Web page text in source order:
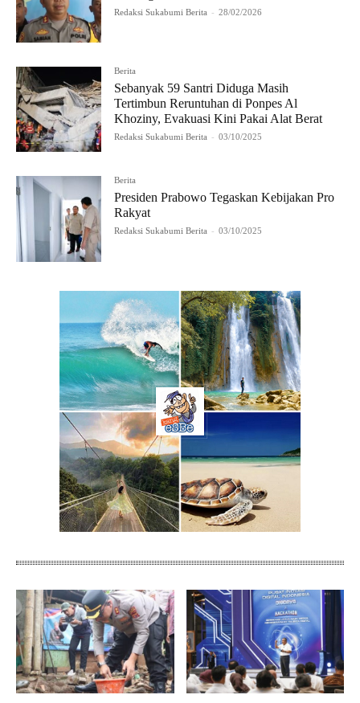
Redaksi Sukabumi Berita - 28/02/2026
Berita
Sebanyak 59 Santri Diduga Masih
Tertimbun Reruntuhan di Ponpes Al
Khoziny, Evakuasi Kini Pakai Alat Berat
Redaksi Sukabumi Berita - 03/10/2025
Berita
Presiden Prabowo Tegaskan Kebijakan Pro
Rakyat
Redaksi Sukabumi Berita - 03/10/2025